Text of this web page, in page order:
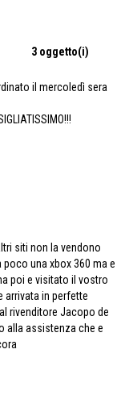
3 oggetto(i)
il mercoledì sera
siti non la vendono
una xbox 360 ma e
poi e visitato il vostro
arrivata in perfette
rivenditore Jacopo de
alla assistenza che e